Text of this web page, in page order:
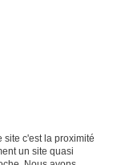
site c'est la proximité
un site quasi